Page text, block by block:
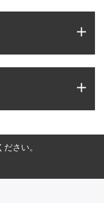
さい。